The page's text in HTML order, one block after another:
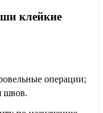
клейкие
операции;
швов.